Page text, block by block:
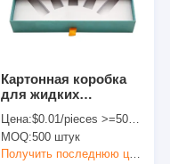
Картонная коробка
для жидких
напитков из
женьшеня
Цена:$0.01/pieces >=500 pieces
MOQ:500 штук
Получить последнюю цену